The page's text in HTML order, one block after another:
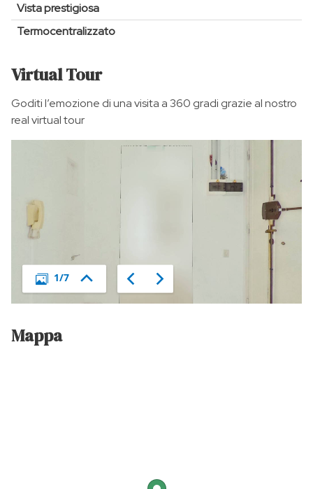
Vista prestigiosa
Termocentralizzato
Virtual Tour
Goditi l’emozione di una visita a 360 gradi grazie al nostro
real virtual tour
Mappa